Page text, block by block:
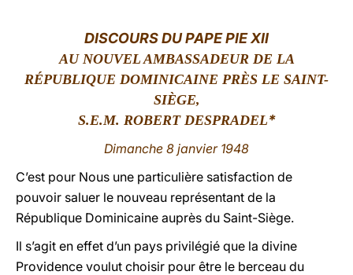
DISCOURS DU PAPE PIE XII
AU NOUVEL AMBASSADEUR DE LA
RÉPUBLIQUE DOMINICAINE PRÈS LE SAINT-
SIÈGE,
S.E.M. ROBERT DESPRADEL*
Dimanche 8 janvier 1948
C’est pour Nous une particulière satisfaction de
pouvoir saluer le nouveau représentant de la
République Dominicaine auprès du Saint-Siège.
Il s’agit en effet d’un pays privilégié que la divine
Providence voulut choisir pour être le berceau du